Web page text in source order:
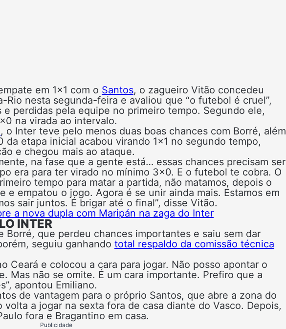
em 1×1 com o Santos, o zagueiro Vitão concedeu
Rio nesta segunda-feira e avaliou que “o futebol é cruel”,
perdidas pela equipe no primeiro tempo. Segundo ele,
na virada ao intervalo.
, o Inter teve pelo menos duas boas chances com Borré, além
etapa inicial acabou virando 1×1 no segundo tempo,
e chegou mais ao ataque.
na fase que a gente está… essas chances precisam ser
era para ter virado no mínimo 3×0. E o futebol te cobra. O
tempo para matar a partida, não matamos, depois o
e empatou o jogo. Agora é se unir ainda mais. Estamos em
sair juntos. É brigar até o final”, disse Vitão.
a nova dupla com Maripán na zaga do Inter
INTER
Borré, que perdeu chances importantes e saiu sem dar
seguiu ganhando total respaldo da comissão técnica
Ceará e colocou a cara para jogar. Não posso apontar o
Mas não se omite. É um cara importante. Prefiro que a
apontou Emiliano.
de vantagem para o próprio Santos, que abre a zona do
a jogar na sexta fora de casa diante do Vasco. Depois,
fora e Bragantino em casa.
Publicidade